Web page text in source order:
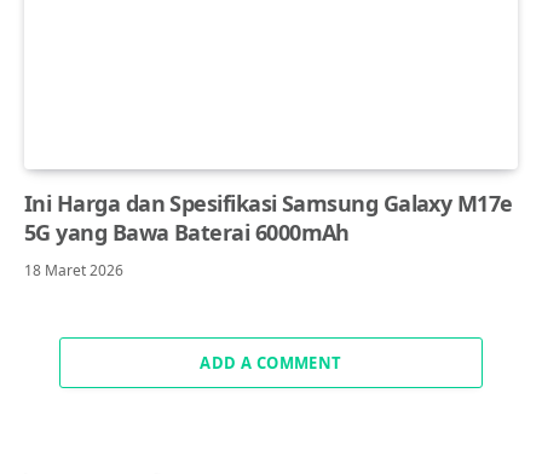
Ini Harga dan Spesifikasi Samsung Galaxy M17e
5G yang Bawa Baterai 6000mAh
18 Maret 2026
ADD A COMMENT